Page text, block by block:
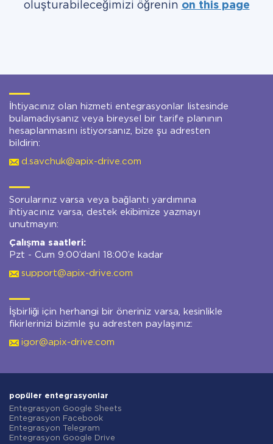
oluşturabileceğimizi öğrenin on this page
İhtiyacınız olan hizmeti entegrasyonlar listesinde
bulamadıysanız veya bireysel bir tarife planının
hesaplanmasını istiyorsanız, bize şu adresten
bildirin:
d.savchuk@apix-drive.com
Sorularınız varsa veya bağlantı yardımına
ihtiyacınız varsa, destek ekibimize yazmayı
unutmayın:
Çalışma saatleri:
Pzt - Cum 9:00’danl 18:00’e kadar
support@apix-drive.com
İşbirliği için herhangi bir öneriniz varsa, kesinlikle
fikirlerinizi bizimle şu adresten paylaşınız:
igor@apix-drive.com
popüler entegrasyonlar
Entegrasyon Google Sheets
Entegrasyon Facebook
Entegrasyon Telegram
Entegrasyon Google Drive